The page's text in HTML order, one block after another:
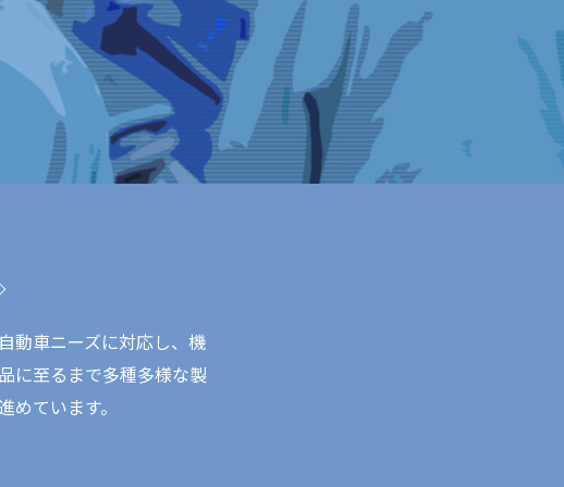
動車ニーズに対応し、機
に至るまで多種多様な製
めています。